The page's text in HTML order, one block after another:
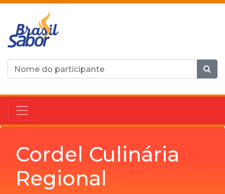
Cordel Culinária
Regional